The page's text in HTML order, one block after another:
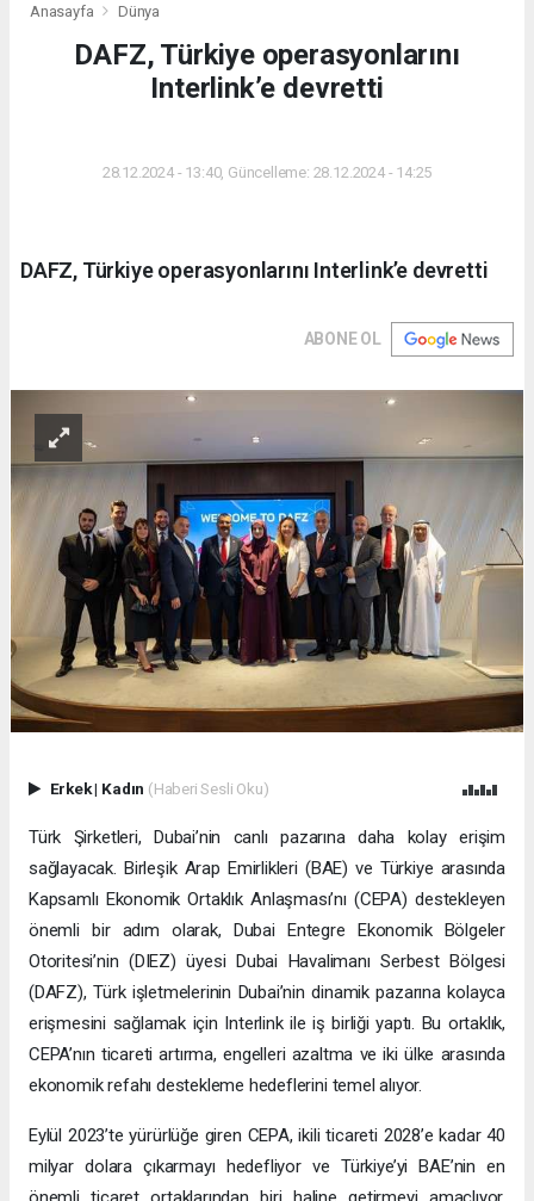
Anasayfa Dünya
DAFZ, Türkiye operasyonlarını
Interlink’e devretti
28.12.2024 - 13:40, Güncelleme: 28.12.2024 - 14:25
DAFZ, Türkiye operasyonlarını Interlink’e devretti
ABONE OL
Erkek| Kadın (Haberi Sesli Oku)
Türk Şirketleri, Dubai’nin canlı pazarına daha kolay erişim
sağlayacak. Birleşik Arap Emirlikleri (BAE) ve Türkiye arasında
Kapsamlı Ekonomik Ortaklık Anlaşması’nı (CEPA) destekleyen
önemli bir adım olarak, Dubai Entegre Ekonomik Bölgeler
Otoritesi’nin (DIEZ) üyesi Dubai Havalimanı Serbest Bölgesi
(DAFZ), Türk işletmelerinin Dubai’nin dinamik pazarına kolayca
erişmesini sağlamak için Interlink ile iş birliği yaptı. Bu ortaklık,
CEPA’nın ticareti artırma, engelleri azaltma ve iki ülke arasında
ekonomik refahı destekleme hedeflerini temel alıyor.
Eylül 2023’te yürürlüğe giren CEPA, ikili ticareti 2028’e kadar 40
milyar dolara çıkarmayı hedefliyor ve Türkiye’yi BAE’nin en